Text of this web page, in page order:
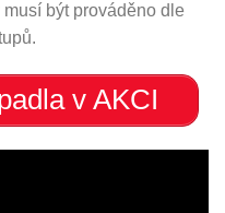
být prováděno dle
v AKCI